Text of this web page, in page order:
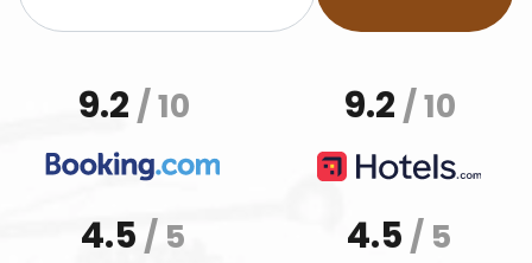
9.2 / 10 9.2 / 10
4.5 / 5 4.5 / 5